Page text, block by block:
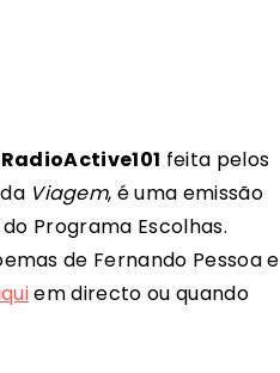
RadioActive101 feita pelos
Viagem, é uma emissão
Programa Escolhas.
de Fernando Pessoa e
em directo ou quando